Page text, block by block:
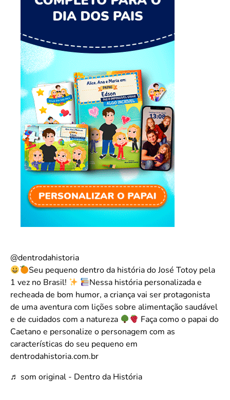
@dentrodahistoria
Seu pequeno dentro da história do José Totoy pela
1 vez no Brasil!
Nessa história personalizada e
recheada de bom humor, a criança vai ser protagonista
de uma aventura com lições sobre alimentação saudável
e de cuidados com a natureza
Faça como o papai do
Caetano e personalize o personagem com as
características do seu pequeno em
dentrodahistoria.com.br
♬ som original - Dentro da História